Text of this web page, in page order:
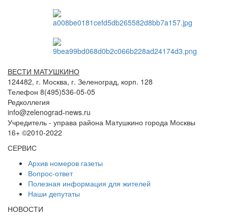
ВЕСТИ МАТУШКИНО
124482, г. Москва, г. Зеленоград, корп. 128
Телефон 8(495)536-05-05
Редколлегия
info@zelenograd-news.ru
Учредитель - управа района Матушкино города Москвы
16+ ©2010-2022
СЕРВИС
Архив номеров газеты
Вопрос-ответ
Полезная информация для жителей
Наши депутаты
НОВОСТИ